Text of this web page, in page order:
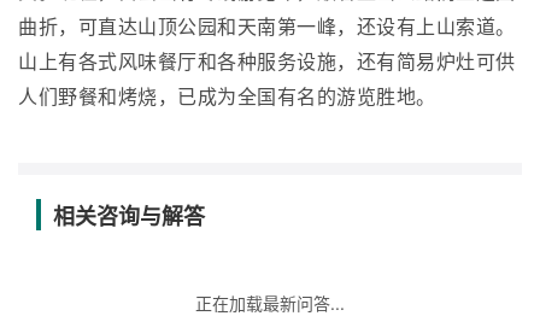
曲折，可直达山顶公园和天南第一峰，还设有上山索道。
山上有各式风味餐厅和各种服务设施，还有简易炉灶可供
人们野餐和烤烧，已成为全国有名的游览胜地。
相关咨询与解答
正在加载最新问答...